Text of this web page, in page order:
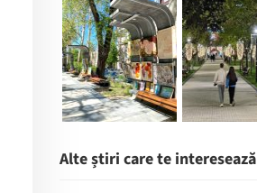
Alte știri care te interesează